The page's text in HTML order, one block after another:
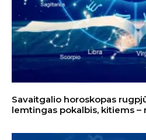
Savaitgalio horoskopas
lemtingas pokalbis, kitiems –